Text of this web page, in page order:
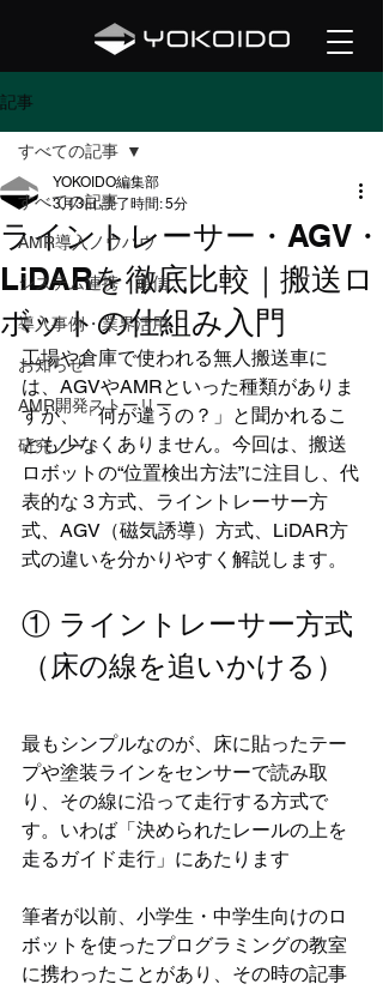
記事
すべての記事
AMR導入ノウハウ
システム連携・通信
導入事例・業界活用
お知らせ
AMR開発ストーリー
研究ノート
すべての記事
ライントレーサー・AGV・
LiDARを徹底比較｜搬送ロ
ボットの仕組み入門
YOKOIDO編集部
3月3日 読了時間: 5分
工場や倉庫で使われる無人搬送車に
は、AGVやAMRといった種類がありま
すが、「何が違うの？」と聞かれるこ
とも少なくありません。今回は、搬送
ロボットの“位置検出方法”に注目し、代
表的な３方式、ライントレーサー方
式、AGV（磁気誘導）方式、LiDAR方
式の違いを分かりやすく解説します。
① ライントレーサー方式
（床の線を追いかける）
最もシンプルなのが、床に貼ったテー
プや塗装ラインをセンサーで読み取
り、その線に沿って走行する方式で
す。いわば「決められたレールの上を
走るガイド走行」にあたります
筆者が以前、小学生・中学生向けのロ
ボットを使ったプログラミングの教室
に携わったことがあり、その時の記事